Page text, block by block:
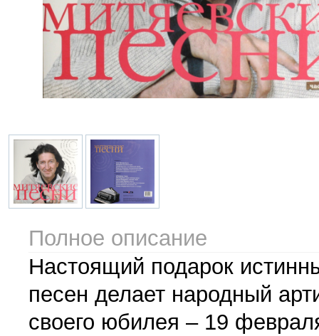
Полное описание
Настоящий подарок
песен делает народный
своего юбилея – 19